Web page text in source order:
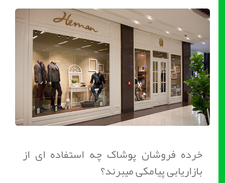
خرده فروشان پوشاک چه استفاده ای از
بازاریابی پیامکی میبرند؟